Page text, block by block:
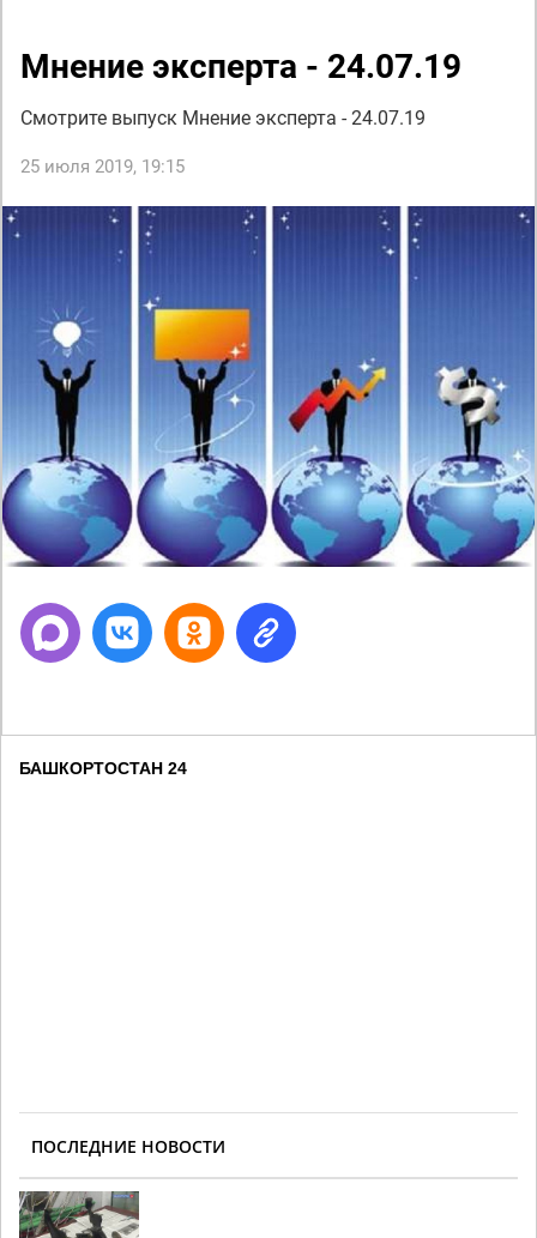
Мнение эксперта - 24.07.19
Смотрите выпуск Мнение эксперта - 24.07.19
25 июля 2019, 19:15
БАШКОРТОСТАН 24
ПОСЛЕДНИЕ НОВОСТИ